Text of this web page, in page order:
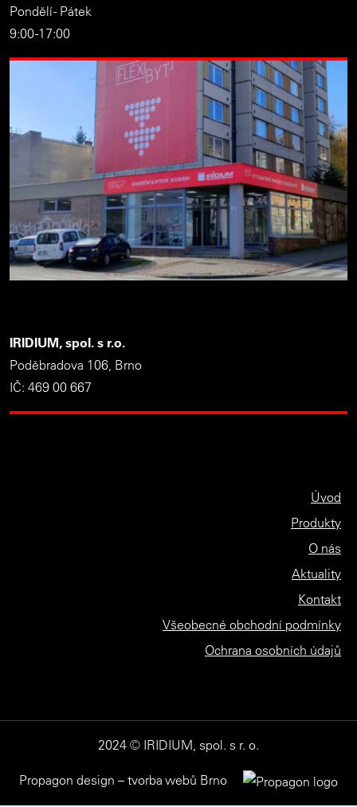
Pondělí - Pátek
9:00 -17:00
IRIDIUM, spol. s r.o.
Poděbradova 106, Brno
IČ: 469 00 667
Úvod
Produkty
O nás
Aktuality
Kontakt
Všeobecné obchodní podmínky
Ochrana osobních údajů
2024 © IRIDIUM, spol. s r. o.
Propagon design – tvorba webů Brno